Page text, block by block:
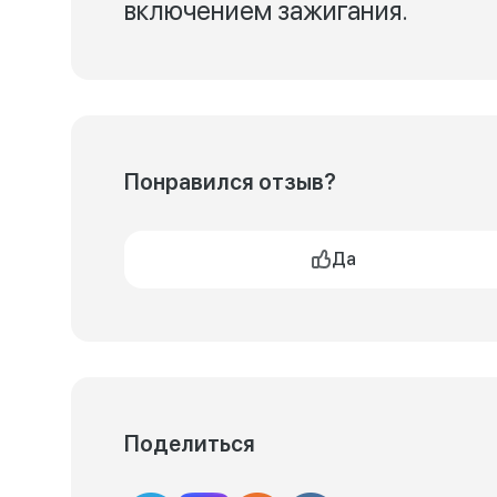
включением зажигания.
Понравился отзыв?
Да
Поделиться